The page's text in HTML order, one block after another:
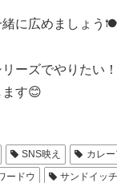
緒に広めましょう
ーズでやりたい
す😊
SNS映え
カレ
ードウ サンドイッチ